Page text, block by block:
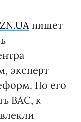
ZN.UA пишет
эксперт
По его
ВАС, к